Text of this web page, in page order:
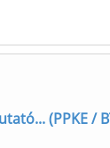
(PPKE /